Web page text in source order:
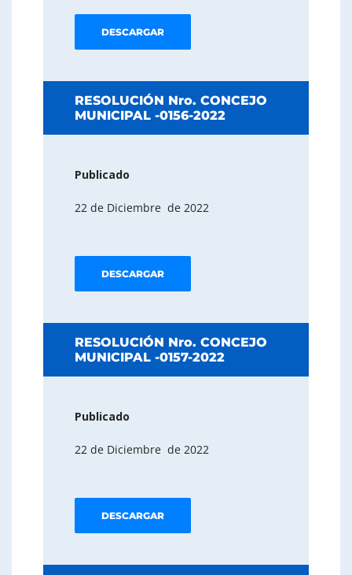
DESCARGAR
RESOLUCIÓN Nro. CONCEJO
MUNICIPAL -0156-2022
Publicado
22 de Diciembre de 2022
DESCARGAR
RESOLUCIÓN Nro. CONCEJO
MUNICIPAL -0157-2022
Publicado
22 de Diciembre de 2022
DESCARGAR